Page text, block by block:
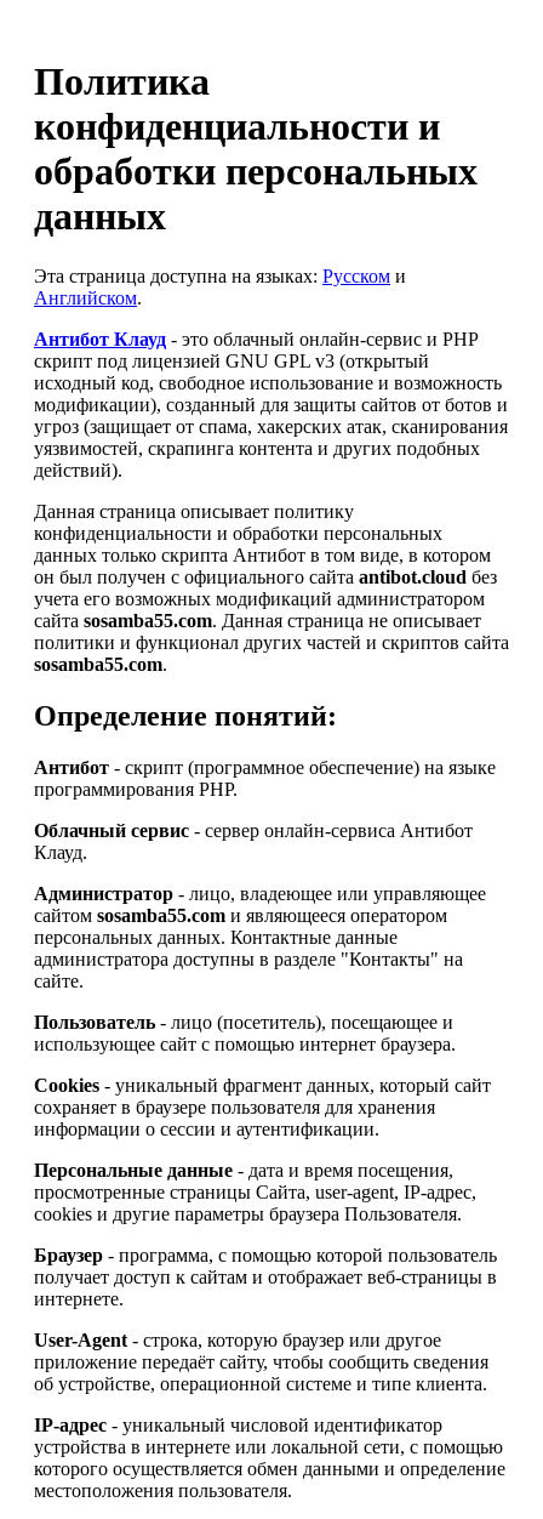
Политика
конфиденциальности и
обработки персональных
данных
Эта страница доступна на языках: Русском и
Английском.
Антибот Клауд - это облачный онлайн-сервис и PHP
скрипт под лицензией GNU GPL v3 (открытый
исходный код, свободное использование и возможность
модификации), созданный для защиты сайтов от ботов и
угроз (защищает от спама, хакерских атак, сканирования
уязвимостей, скрапинга контента и других подобных
действий).
Данная страница описывает политику
конфиденциальности и обработки персональных
данных только скрипта Антибот в том виде, в котором
он был получен с официального сайта antibot.cloud без
учета его возможных модификаций администратором
сайта sosamba55.com. Данная страница не описывает
политики и функционал других частей и скриптов сайта
sosamba55.com.
Определение понятий:
Антибот - скрипт (программное обеспечение) на языке
программирования PHP.
Облачный сервис - сервер онлайн-сервиса Антибот
Клауд.
Администратор - лицо, владеющее или управляющее
сайтом sosamba55.com и являющееся оператором
персональных данных. Контактные данные
администратора доступны в разделе "Контакты" на
сайте.
Пользователь - лицо (посетитель), посещающее и
использующее сайт с помощью интернет браузера.
Cookies - уникальный фрагмент данных, который сайт
сохраняет в браузере пользователя для хранения
информации о сессии и аутентификации.
Персональные данные - дата и время посещения,
просмотренные страницы Сайта, user-agent, IP-адрес,
cookies и другие параметры браузера Пользователя.
Браузер - программа, с помощью которой пользователь
получает доступ к сайтам и отображает веб-страницы в
интернете.
User-Agent - строка, которую браузер или другое
приложение передаёт сайту, чтобы сообщить сведения
об устройстве, операционной системе и типе клиента.
IP-адрес - уникальный числовой идентификатор
устройства в интернете или локальной сети, с помощью
которого осуществляется обмен данными и определение
местоположения пользователя.